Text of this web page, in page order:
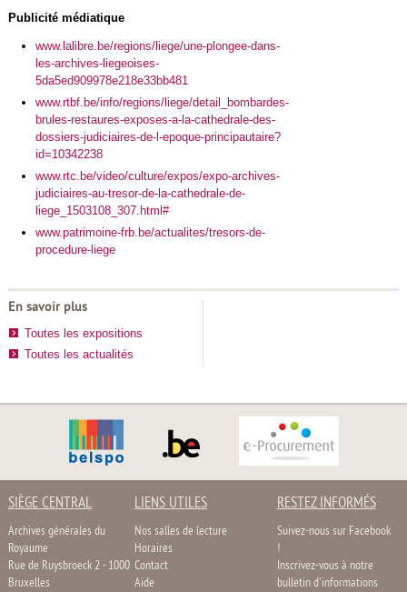
Publicité médiatique
www.lalibre.be/regions/liege/une-plongee-dans-
les-archives-liegeoises-
5da5ed909978e218e33bb481
www.rtbf.be/info/regions/liege/detail_bombardes-
brules-restaures-exposes-a-la-cathedrale-des-
dossiers-judiciaires-de-l-epoque-principautaire?
id=10342238
www.rtc.be/video/culture/expos/expo-archives-
judiciaires-au-tresor-de-la-cathedrale-de-
liege_1503108_307.html#
www.patrimoine-frb.be/actualites/tresors-de-
procedure-liege
En savoir plus
Toutes les expositions
Toutes les actualités
SIÈGE CENTRAL
Archives générales du
Royaume
Rue de Ruysbroeck 2 - 1000
Bruxelles
LIENS UTILES
Nos salles de lecture
Horaires
Contact
Aide
RESTEZ INFORMÉS
Suivez-nous sur Facebook
!
Inscrivez-vous à notre
bulletin d'informations